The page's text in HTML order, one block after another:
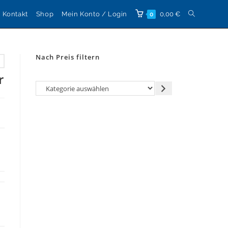
Kontakt Shop Mein Konto / Login 0 0,00 € Website-
Nach Preis filtern
Kategorie